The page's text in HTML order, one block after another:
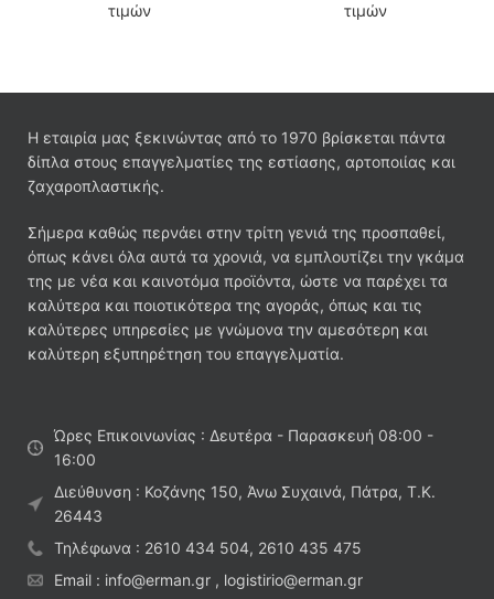
τιμών
τιμών
Η εταιρία μας ξεκινώντας από το 1970 βρίσκεται πάντα
δίπλα στους επαγγελματίες της εστίασης, αρτοποιίας και
ζαχαροπλαστικής.
Σήμερα καθώς περνάει στην τρίτη γενιά της προσπαθεί,
όπως κάνει όλα αυτά τα χρονιά, να εμπλουτίζει την γκάμα
της με νέα και καινοτόμα προϊόντα, ώστε να παρέχει τα
καλύτερα και ποιοτικότερα της αγοράς, όπως και τις
καλύτερες υπηρεσίες με γνώμονα την αμεσότερη και
καλύτερη εξυπηρέτηση του επαγγελματία.
Ώρες Επικοινωνίας : Δευτέρα - Παρασκευή 08:00 -
16:00
Διεύθυνση : Κοζάνης 150, Άνω Συχαινά, Πάτρα, Τ.Κ.
26443
Τηλέφωνα : 2610 434 504, 2610 435 475
Email : info@erman.gr , logistirio@erman.gr